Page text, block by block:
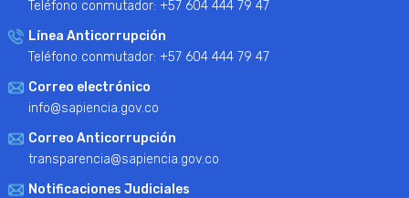
Teléfono conmutador: +57 604 444 79 47
Línea Anticorrupción
Teléfono conmutador: +57 604 444 79 47
Correo electrónico
info@sapiencia.gov.co
Correo Anticorrupción
transparencia@sapiencia.gov.co
Notificaciones Judiciales